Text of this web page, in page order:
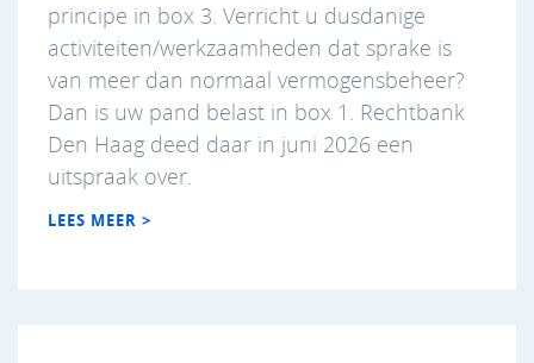
principe in box 3. Verricht u dusdanige
activiteiten/werkzaamheden dat sprake is
van meer dan normaal vermogensbeheer?
Dan is uw pand belast in box 1. Rechtbank
Den Haag deed daar in juni 2026 een
uitspraak over.
LEES MEER >